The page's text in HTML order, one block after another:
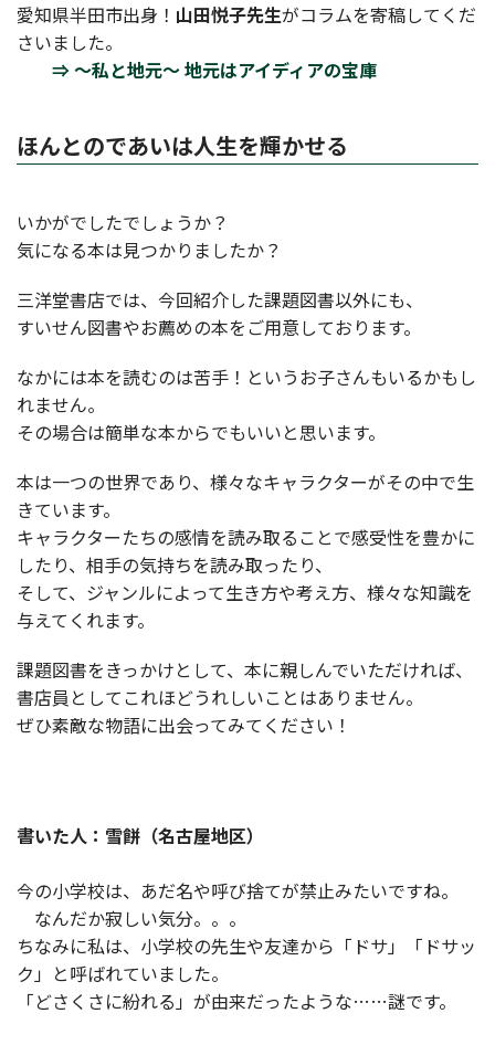
愛知県半田市出身！ 山田悦子先生がコラムを寄稿してくだ
さいました。
⇒ ～私と地元～ 地元はアイディアの宝庫
ほんとのであいは人生を輝かせる
いかがでしたでしょうか？
気になる本は見つかりましたか？
三洋堂書店では、今回紹介した課題図書以外にも、
すいせん図書やお薦めの本をご用意しております。
なかには本を読むのは苦手！というお子さんもいるかもし
れません。
その場合は簡単な本からでもいいと思います。
本は一つの世界であり、様々なキャラクターがその中で生
きています。
キャラクターたちの感情を読み取ることで感受性を豊かに
したり、相手の気持ちを読み取ったり、
そして、ジャンルによって生き方や考え方、様々な知識を
与えてくれます。
課題図書をきっかけとして、本に親しんでいただければ、
書店員としてこれほどうれしいことはありません。
ぜひ素敵な物語に出会ってみてください！
書いた人： 雪餅（名古屋地区）
今の小学校は、あだ名や呼び捨てが禁止みたいですね。
なんだか寂しい気分。。。
ちなみに私は、小学校の先生や友達から「ドサ」「ドサッ
ク」と呼ばれていました。
「どさくさに紛れる」が由来だったような……謎です。